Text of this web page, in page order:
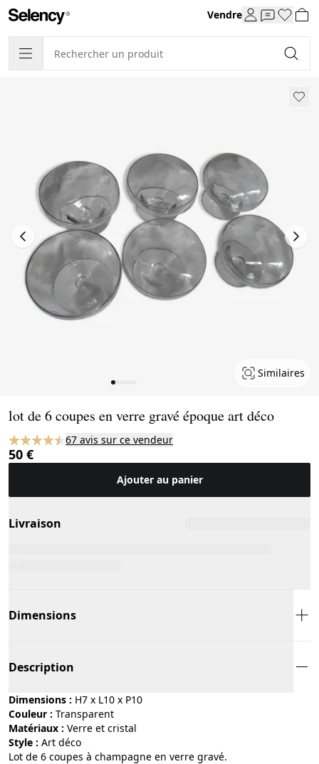
Vendre
Similaires
lot de 6 coupes en verre gravé époque art déco
67 avis sur ce vendeur
50 €
Ajouter au panier
Livraison
Dimensions
Description
Dimensions : H7 x L10 x P10
Couleur :
transparent
Matériaux :
verre et cristal
Style :
art déco
Lot de 6 coupes à champagne en verre gravé.